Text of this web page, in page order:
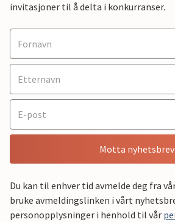
invitasjoner til å delta i konkurranser.
Motta nyhetsbrev
Du kan til enhver tid avmelde deg fra
bruke avmeldingslinken i vårt
personopplysninger i henhold til vår